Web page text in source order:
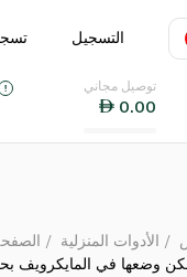
اللغة
التسجيل
توصيل مجاني
0.00
من الفولاذ
الأدوات المنزلية
وضعها في المايكرويف